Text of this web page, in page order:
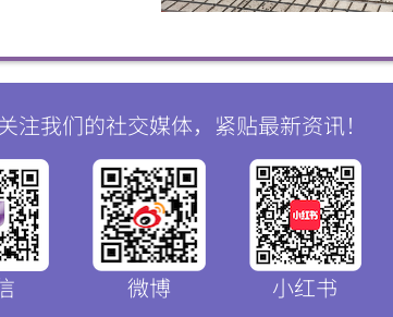
注我们的社交媒体，紧贴最新资讯！
微博 小红书